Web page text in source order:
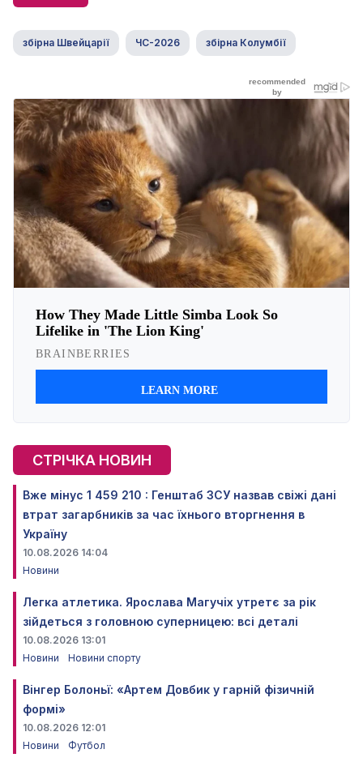
збірна Швейцарії ЧС-2026 збірна Колумбії
СТРІЧКА НОВИН
Вже мінус 1 459 210 : Генштаб ЗСУ назвав свіжі дані
втрат загарбників за час їхнього вторгнення в
Україну
10.08.2026 14:04
Новини
Легка атлетика. Ярослава Магучіх утретє за рік
зійдеться з головною суперницею: всі деталі
10.08.2026 13:01
Новини
Новини спорту
Вінгер Болоньї: «Артем Довбик у гарній фізичній
формі»
10.08.2026 12:01
Новини
Футбол